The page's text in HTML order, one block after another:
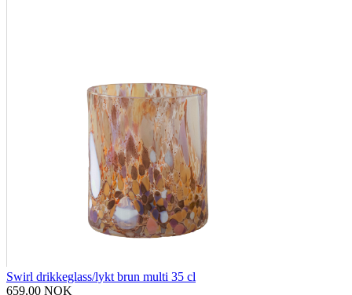
Swirl drikkeglass/lykt brun multi 35 cl
659,00 NOK